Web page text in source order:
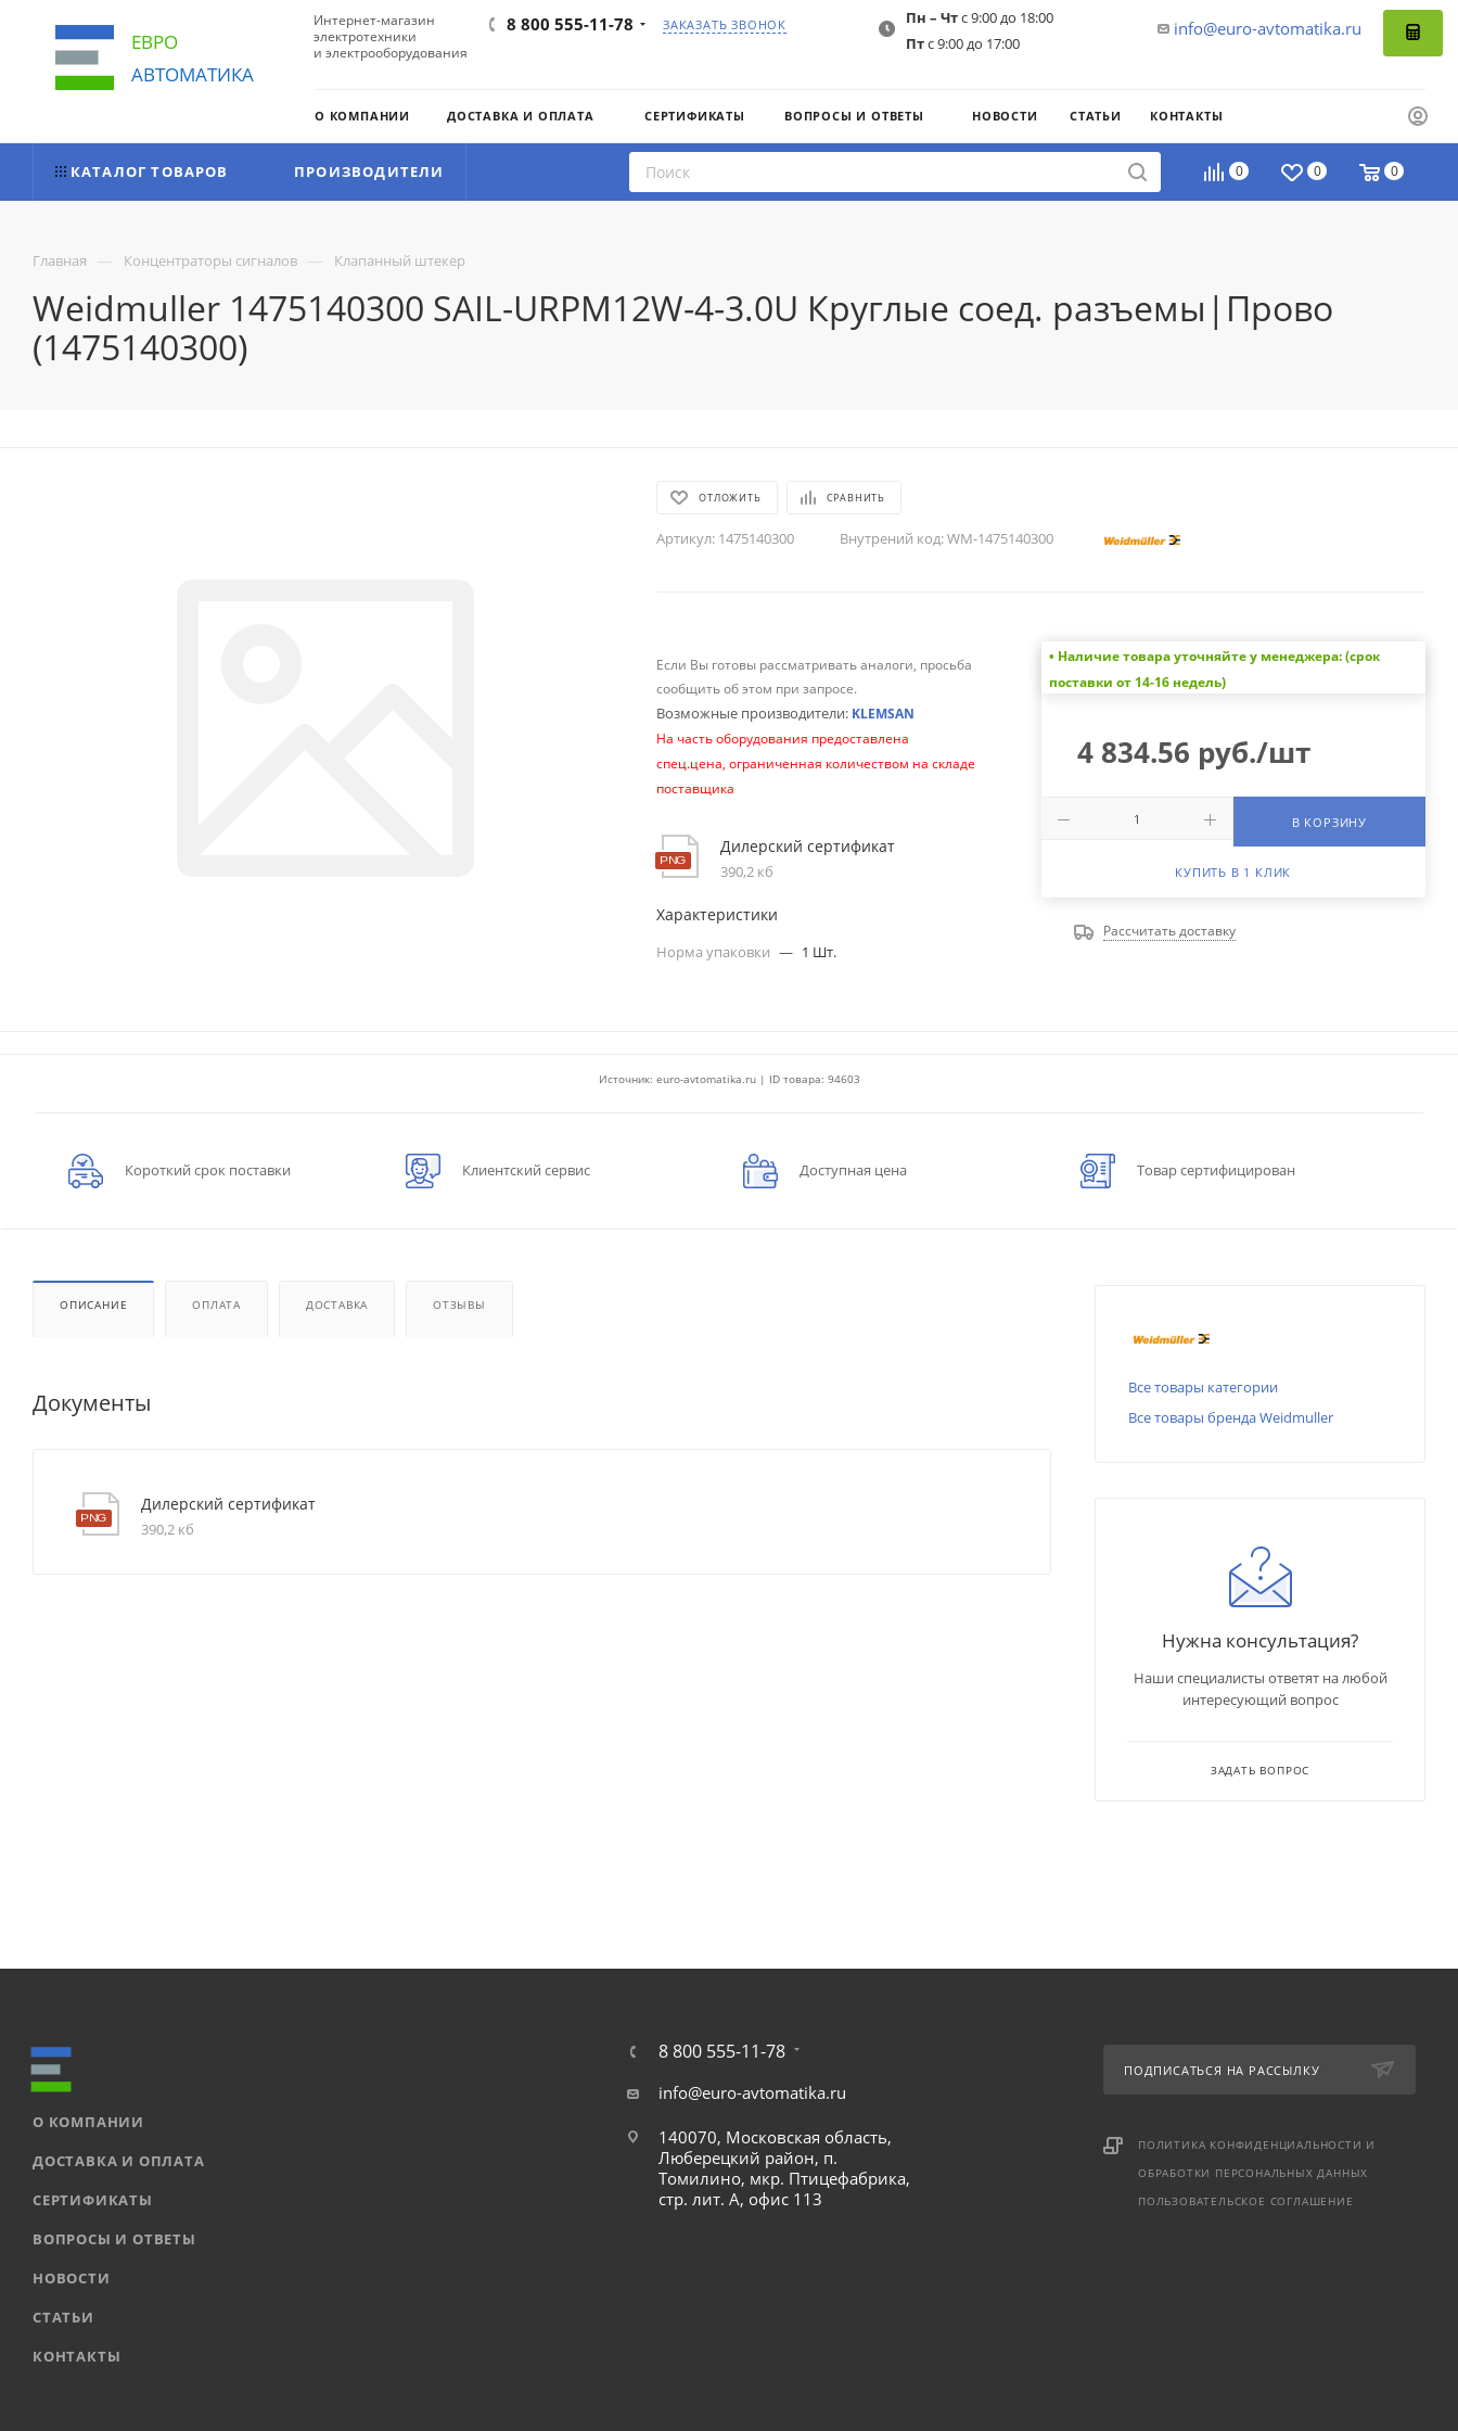
ЕВРО
АВТОМАТИКА
Интернет-магазин
электротехники
и электрооборудования
8 800 555-11-78 ЗАКАЗАТЬ ЗВОНОК info@euro-avtomatika.ru
Пн – Чтс 9:00 до 18:00
Птс 9:00 до 17:00
О КОМПАНИИ ДОСТАВКА И ОПЛАТА СЕРТИФИКАТЫ ВОПРОСЫ И ОТВЕТЫ НОВОСТИ СТАТЬИ КОНТАКТЫ
0 0 0
КАТАЛОГ ТОВАРОВ ПРОИЗВОДИТЕЛИ
Главная — Концентраторы сигналов — Клапанный штекер
Weidmuller 1475140300 SAIL-URPM12W-4-3.0U Круглые соед. разъемы|Прово
(1475140300)
ОТЛОЖИТЬ СРАВНИТЬ
Артикул: 1475140300 Внутрений код:WM-1475140300
Если Вы готовы рассматривать аналоги, просьба
сообщить об этом при запросе.
Возможные производители: KLEMSAN
На часть оборудования предоставлена
спец.цена, ограниченная количеством на складе
поставщика
Дилерский сертификат
390,2 кб
Характеристики
Норма упаковки — 1 Шт.
• Наличие товара уточняйте у менеджера: (срок
поставки от 14-16 недель)
4 834.56 руб./шт
В КОРЗИНУ
КУПИТЬ В 1 КЛИК
Рассчитать доставку
Источник: euro-avtomatika.ru | ID товара: 94603
Короткий срок поставки Клиентский сервис Доступная цена Товар сертифицирован
ОПИСАНИЕ ОПЛАТА ДОСТАВКА ОТЗЫВЫ
Документы
Дилерский сертификат
390,2 кб
Все товары категории
Все товары бренда Weidmuller
Нужна консультация?
Наши специалисты ответят на любой
интересующий вопрос
ЗАДАТЬ ВОПРОС
О КОМПАНИИ
ДОСТАВКА И ОПЛАТА
СЕРТИФИКАТЫ
ВОПРОСЫ И ОТВЕТЫ
НОВОСТИ
СТАТЬИ
КОНТАКТЫ
8 800 555-11-78
info@euro-avtomatika.ru
140070, Московская область,
Люберецкий район, п.
Томилино, мкр. Птицефабрика,
стр. лит. А, офис 113
ПОДПИСАТЬСЯ НА РАССЫЛКУ
ПОЛИТИКА КОНФИДЕНЦИАЛЬНОСТИ И
ОБРАБОТКИ ПЕРСОНАЛЬНЫХ ДАННЫХ
ПОЛЬЗОВАТЕЛЬСКОЕ СОГЛАШЕНИЕ